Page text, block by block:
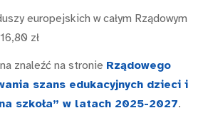
europejskich w całym Rządowym
zł
znaleźć na stronie Rządowego
szans edukacyjnych dzieci i
szkoła” w latach 2025-2027.